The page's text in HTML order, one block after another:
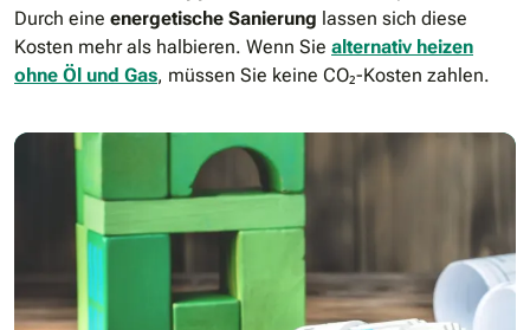
Durch eine energetische Sanierung lassen sich diese
Kosten mehr als halbieren. Wenn Sie alternativ heizen
ohne Öl und Gas, müssen Sie keine CO₂-Kosten zahlen.